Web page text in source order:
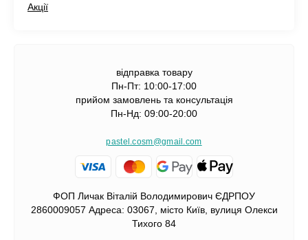
Акції
відправка товару
Пн-Пт: 10:00-17:00
прийом замовлень та консультація
Пн-Нд: 09:00-20:00
pastel.cosm@gmail.com
ФОП Личак Віталій Володимирович ЄДРПОУ
2860009057 Адреса: 03067, місто Київ, вулиця Олекси
Тихого 84